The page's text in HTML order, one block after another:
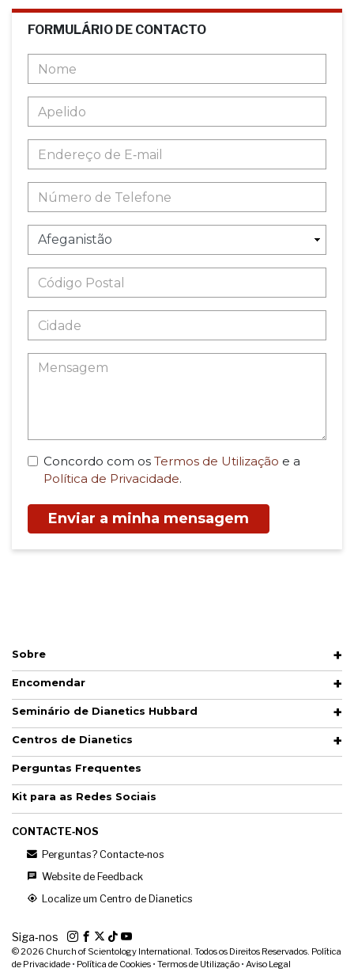
FORMULÁRIO DE CONTACTO
Concordo com os Termos de Utilização e a
Política de Privacidade.
Enviar a minha mensagem
Sobre
Encomendar
Seminário de Dianetics Hubbard
Centros de Dianetics
Perguntas Frequentes
Kit para as Redes Sociais
CONTACTE‑NOS
Perguntas? Contacte‑nos
Website de Feedback
Localize um Centro de Dianetics
Siga‑nos
© 2026 Church of Scientology International. Todos os Direitos Reservados. Política
de Privacidade • Política de Cookies • Termos de Utilização • Aviso Legal